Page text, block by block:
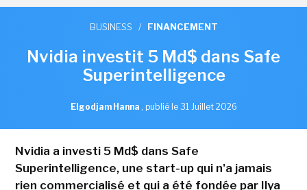
BUSINESS / FINANCEMENT
Nvidia investit 5 Md$ dans Safe
Superintelligence
Elgodjam Hanna , publié le 31 Juillet 2026
Nvidia a investi 5 Md$ dans Safe
Superintelligence, une start-up qui n'a jamais
rien commercialisé et qui a été fondée par Ilya